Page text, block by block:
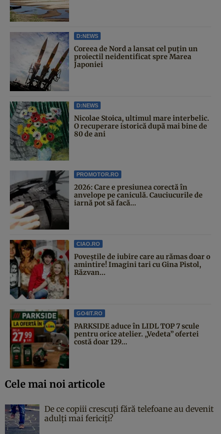
D:NEWS
Coreea de Nord a lansat cel puțin un
proiectil neidentificat spre Marea
Japoniei
D:NEWS
Nicolae Stoica, ultimul mare interbelic.
O recuperare istorică după mai bine de
80 de ani
PROMOTOR.RO
2026: Care e presiunea corectă în
anvelope pe caniculă. Cauciucurile de
iarnă pot să facă...
CIAO.RO
Poveştile de iubire care au rămas doar o
amintire! Imagini tari cu Gina Pistol,
Răzvan...
GO4IT.RO
PARKSIDE aduce în LIDL TOP 7 scule
pentru orice atelier. „Vedeta” ofertei
costă doar 129...
Cele mai noi articole
De ce copiii crescuți fără telefoane au devenit
adulți mai fericiți?